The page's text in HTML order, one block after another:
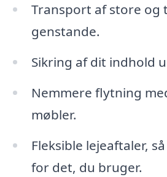
Transport af store og
genstande.
Sikring af dit indhold
Nemmere flytning
møbler.
Fleksible lejeaftaler,
for det, du bruger.